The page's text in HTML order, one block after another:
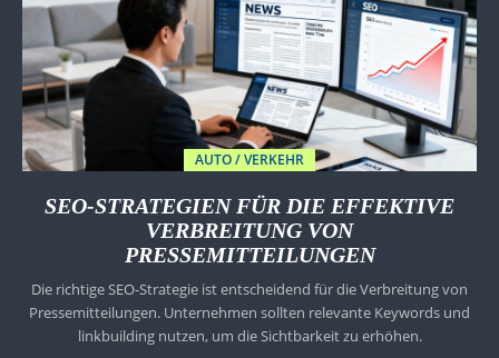
AUTO / VERKEHR
SEO-STRATEGIEN FÜR DIE EFFEKTIVE
VERBREITUNG VON
PRESSEMITTEILUNGEN
Die richtige SEO-Strategie ist entscheidend für die Verbreitung von
Pressemitteilungen. Unternehmen sollten relevante Keywords und
linkbuilding nutzen, um die Sichtbarkeit zu erhöhen.